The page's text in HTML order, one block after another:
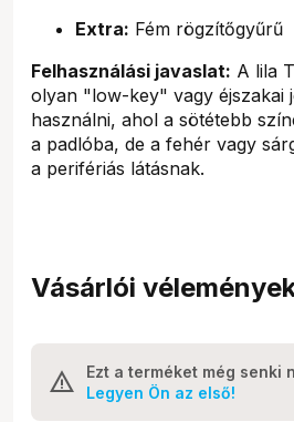
Extra: Fém rögzítőgyűrű
Felhasználási javaslat: A lila
olyan "low-key" vagy éjszakai
használni, ahol a sötétebb
a padlóba, de a fehér vagy
a perifériás látásnak.
Vásárlói
Ezt a terméket még senki
Legyen Ön az első!